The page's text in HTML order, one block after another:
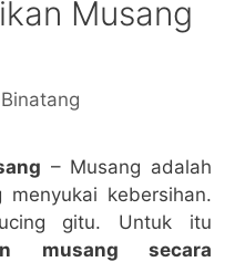
Musang
– Musang adalah
kebersihan.
gitu. Untuk itu
musang secara